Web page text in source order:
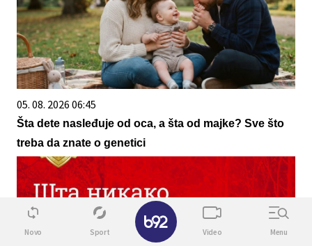
05. 08. 2026 06:45
Šta dete nasleđuje od oca, a šta od majke? Sve što
treba da znate o genetici
Novo Sport Video Menu
✕